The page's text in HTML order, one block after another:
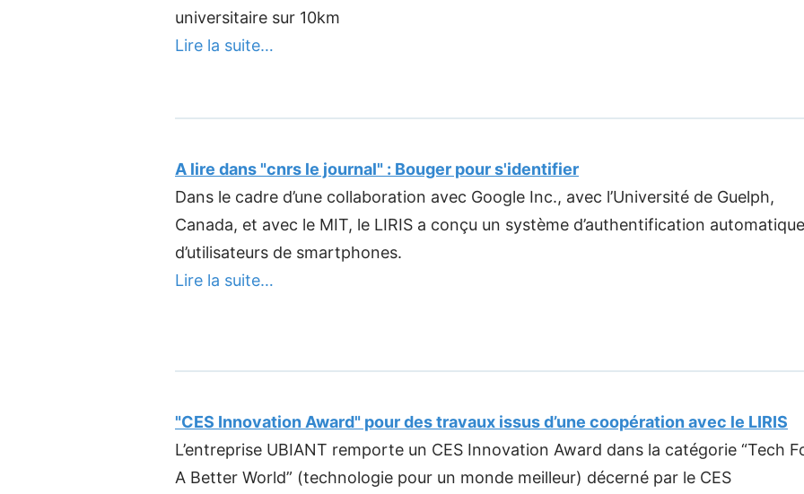
universitaire sur 10km
Lire la suite…
A lire dans "cnrs le journal" : Bouger pour s'identifier
Dans le cadre d’une collaboration avec Google Inc., avec l’Université de Guelph,
Canada, et avec le MIT, le LIRIS a conçu un système d’authentification automatique
d’utilisateurs de smartphones.
Lire la suite…
"CES Innovation Award" pour des travaux issus d’une coopération avec le LIRIS
L’entreprise UBIANT remporte un CES Innovation Award dans la catégorie “Tech
A Better World” (technologie pour un monde meilleur) décerné par le CES